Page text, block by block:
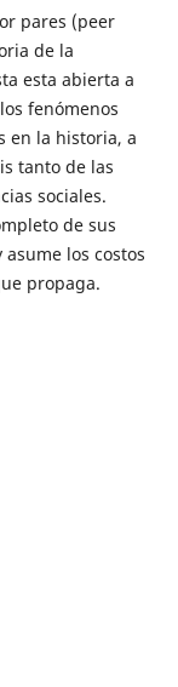
pares (peer
de la
esta abierta a
fenómenos
en la historia, a
tanto de las
sociales.
de sus
los costos
propaga.